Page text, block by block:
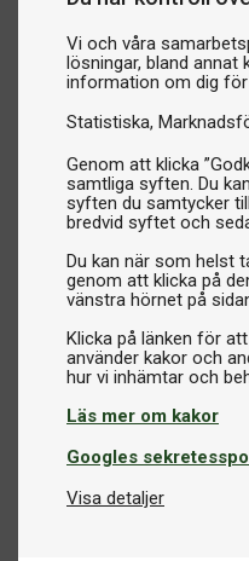
Vi och våra
lösningar, bland annat
information om dig
Statistiska
Genom att klicka
samtliga syften. Du
syften du samtycker
bredvid syftet och
Du kan när som helst
genom att klicka på
vänstra hörnet på
Klicka på länken för
använder kakor och
Läs mer om kakor
Googles
Visa detaljer